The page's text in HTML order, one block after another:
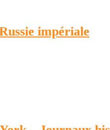
impériale